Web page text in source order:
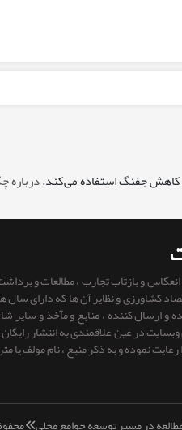
کاهش جفنگ استفاده می‌کند. درباره
و بازتاب تجارب ، مطالعات و
کشاورزی و نظایر آن ها که دارای
و ارسال کننده ، منابع و مآخذ و
در عین علاقمندی به انتشار رایگان
نموده و به ذکر منبع ، نام مولف یا
در مسیر توسعه جوامع محلی»